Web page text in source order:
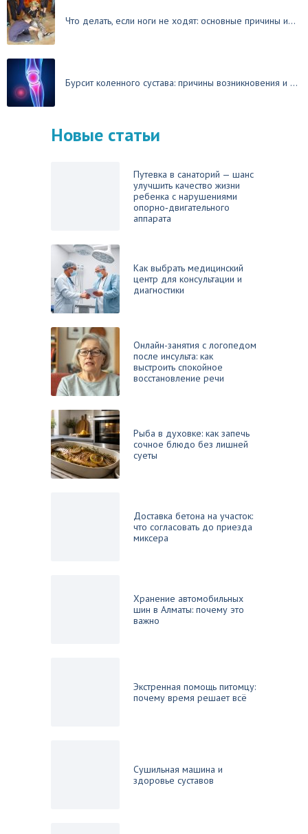
Что делать, если ноги не ходят: основные причины и...
Бурсит коленного сустава: причины возникновения и ...
Новые статьи
Путевка в санаторий — шанс
улучшить качество жизни
ребенка с нарушениями
опорно‑двигательного
аппарата
Как выбрать медицинский
центр для консультации и
диагностики
Онлайн-занятия с логопедом
после инсульта: как
выстроить спокойное
восстановление речи
Рыба в духовке: как запечь
сочное блюдо без лишней
суеты
Доставка бетона на участок:
что согласовать до приезда
миксера
Хранение автомобильных
шин в Алматы: почему это
важно
Экстренная помощь питомцу:
почему время решает всё
Сушильная машина и
здоровье суставов